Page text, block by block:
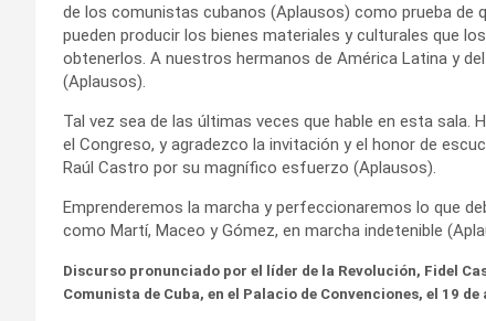
de los comunistas cubanos (Aplausos) como prueba de
pueden producir los bienes materiales y culturales que
obtenerlos. A nuestros hermanos de América Latina y
(Aplausos).
Tal vez sea de las últimas veces que hable en esta
el Congreso, y agradezco la invitación y el honor de
Raúl Castro por su magnífico esfuerzo (Aplausos).
Emprenderemos la marcha y perfeccionaremos lo que
como Martí, Maceo y Gómez, en marcha indetenible
Discurso pronunciado por el líder de la Revolución, Fidel
Comunista de Cuba, en el Palacio de Convenciones, el 19